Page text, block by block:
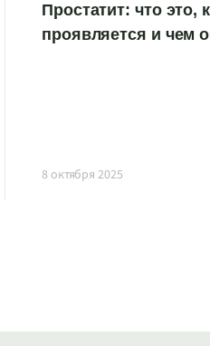
Простатит: что это,
проявляется и чем
8 октября 2025